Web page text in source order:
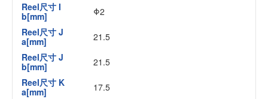
Reel尺寸 I
b[mm]
Φ2
Reel尺寸 J
a[mm]
21.5
Reel尺寸 J
b[mm]
21.5
Reel尺寸 K
a[mm]
17.5